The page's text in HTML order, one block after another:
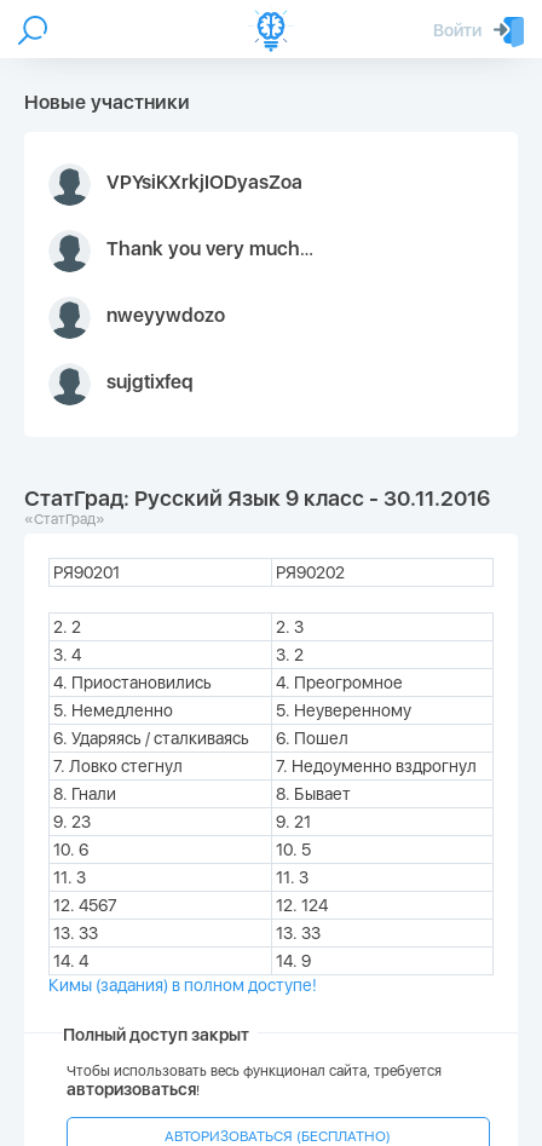
Войти
Новые участники
VPYsiKXrkjIODyasZoa
Thank you very much for your inquiry We appreciate you 9126052 https://youtube.com faceapple !
nweyywdozo
sujgtixfeq
СтатГрад: Русский Язык 9 класс - 30.11.2016
«СтатГрад»
РЯ90201 РЯ90202
2. 2
2. 3
3. 4
3. 2
4. Приостановились
4. Преогромное
5. Немедленно
5. Неуверенному
6. Ударяясь / сталкиваясь
6. Пошел
7. Ловко стегнул
7. Недоуменно вздрогнул
8. Гнали
8. Бывает
9. 23
9. 21
10. 6
10. 5
11. 3
11. 3
12. 4567
12. 124
13. 33
13. 33
14. 4
14. 9
Кимы (задания) в полном доступе!
Полный доступ закрыт
Чтобы использовать весь функционал сайта, требуется
авторизоваться!
АВТОРИЗОВАТЬСЯ (БЕСПЛАТНО)